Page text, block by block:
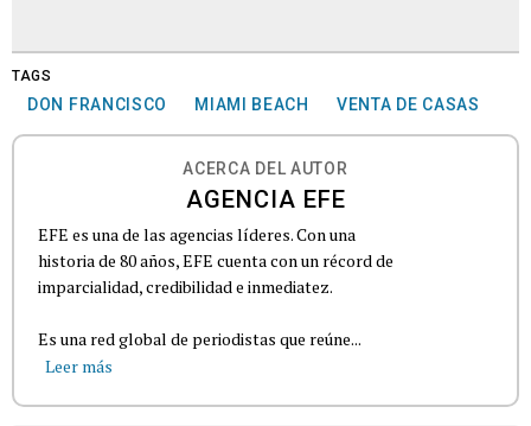
TAGS
DON FRANCISCO MIAMI BEACH VENTA DE CASAS
ACERCA DEL AUTOR
AGENCIA EFE
EFE es una de las agencias líderes. Con una
historia de 80 años, EFE cuenta con un récord de
imparcialidad, credibilidad e inmediatez.
Es una red global de periodistas que reúne...
Leer más